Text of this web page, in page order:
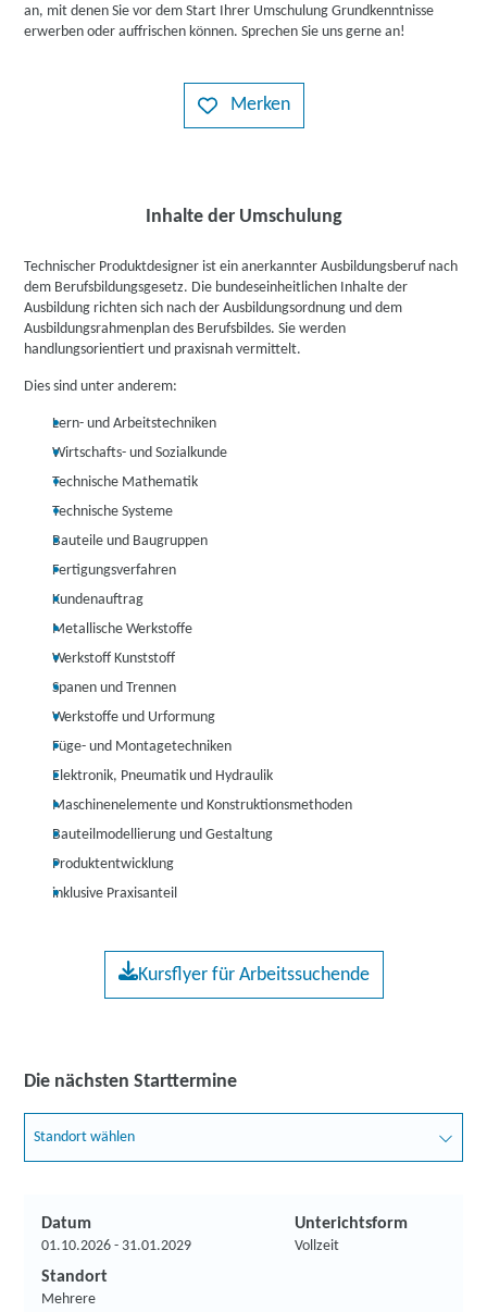
an, mit denen Sie vor dem Start Ihrer Umschulung Grundkenntnisse
erwerben oder auffrischen können. Sprechen Sie uns gerne an!
Merken
Inhalte der Umschulung
Technischer Produktdesigner ist ein anerkannter Ausbildungsberuf nach
dem Berufsbildungsgesetz. Die bundeseinheitlichen Inhalte der
Ausbildung richten sich nach der Ausbildungsordnung und dem
Ausbildungsrahmenplan des Berufsbildes. Sie werden
handlungsorientiert und praxisnah vermittelt.
Dies sind unter anderem:
Lern- und Arbeitstechniken
Wirtschafts- und Sozialkunde
Technische Mathematik
Technische Systeme
Bauteile und Baugruppen
Fertigungsverfahren
Kundenauftrag
Metallische Werkstoffe
Werkstoff Kunststoff
Spanen und Trennen
Werkstoffe und Urformung
Füge- und Montagetechniken
Elektronik, Pneumatik und Hydraulik
Maschinenelemente und Konstruktionsmethoden
Bauteilmodellierung und Gestaltung
Produktentwicklung
inklusive Praxisanteil
Kursflyer für Arbeitssuchende
Die nächsten Starttermine
Standort wählen
Datum
01.10.2026 - 31.01.2029
Unterichtsform
Vollzeit
Standort
Mehrere